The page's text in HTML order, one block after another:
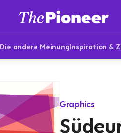
Die andere MeinungInspiration &
Graphics